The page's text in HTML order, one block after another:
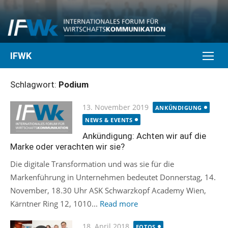
Skip
content
IFWK
Schlagwort: Podium
Posted
on
13. November 2019
ANKÜNDIGUNG
NEWS & EVENTS
Ankündigung: Achten wir auf die
Marke oder verachten wir sie?
Die digitale Transformation und was sie für die
Markenführung in Unternehmen bedeutet Donnerstag, 14.
November, 18.30 Uhr ASK Schwarzkopf Academy Wien,
Kärntner Ring 12, 1010... Read more
Posted